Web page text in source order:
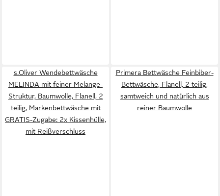
s.Oliver Wendebettwäsche
MELINDA mit feiner Melange-
Struktur, Baumwolle, Flanell, 2
teilig, Markenbettwäsche mit
GRATIS-Zugabe: 2x Kissenhülle,
mit Reißverschluss
Primera Bettwäsche Feinbiber-
Bettwäsche, Flanell, 2 teilig,
samtweich und natürlich aus
reiner Baumwolle